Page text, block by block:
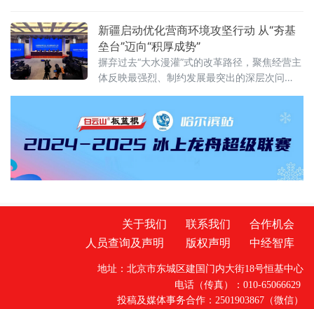
统解读税费一体信用评价、信用修复、信息查
询与应用等实操要点。参会企业代
新疆启动优化营商环境攻坚行动 从“夯基
垒台”迈向“积厚成势”
摒弃过去“大水漫灌”式的改革路径，聚焦经营主
体反映最强烈、制约发展最突出的深层次问
措”提升环境“软实力”，将新疆打造为各类经营
主体近悦远来的热土。
关于我们 联系我们
合作机会
人员查询及声明
版权声明 中经智库
地址：北京市东城区建国门内大街18号恒基中心
电话（传真）：010-65066629
投稿及媒体事务合作：2501903867（微信）